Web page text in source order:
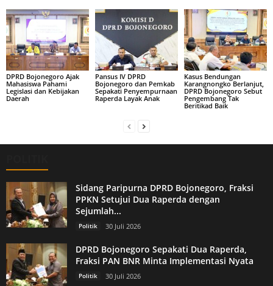
DPRD Bojonegoro Ajak
Mahasiswa Pahami
Legislasi dan Kebijakan
Daerah
Pansus IV DPRD
Bojonegoro dan Pemkab
Sepakati Penyempurnaan
Raperda Layak Anak
Kasus Bendungan
Karangnongko Berlanjut,
DPRD Bojonegoro Sebut
Pengembang Tak
Beritikad Baik
Sidang Paripurna DPRD Bojonegoro, Fraksi
PPKN Setujui Dua Raperda dengan
Sejumlah...
Politik 30 Juli 2026
DPRD Bojonegoro Sepakati Dua Raperda,
Fraksi PAN BNR Minta Implementasi Nyata
Politik 30 Juli 2026